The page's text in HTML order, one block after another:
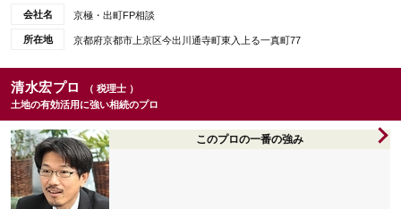
会社名
京極・出町FP相談
所在地 京都府京都市上京区今出川通寺町東入上る一真町77
清水宏プロ
（ 税理士 ）
土地の有効活用に強い相続のプロ
このプロの一番の強み